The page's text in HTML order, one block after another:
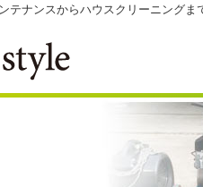
テナンスからハウスクリーニング